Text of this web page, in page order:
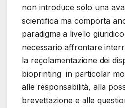
non introduce solo una
scientifica ma comporta
paradigma a livello
necessario affrontare
la regolamentazione dei
bioprinting, in particolar
alle responsabilità, alla
brevettazione e alle